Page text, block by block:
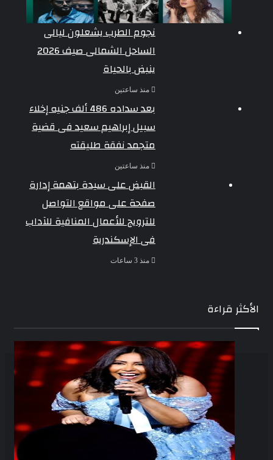
نجوم الطرب يشعلون ليالى
الساحل الشمالى صيف 2026
ينبض بالحياة
منذ ساعتين
بعد سداده 486 ألف جنيه إخلاء
سبيل إبراهيم سعيد فى قضية
متجمد نفقة طليقته
منذ ساعتين
القبض على سيدة بتهمة إدارة
صفحة على مواقع التواصل
للترويج للأعمال المنافية للآداب
فى الإسكندرية
منذ 3 ساعات
الأكثر قراءة